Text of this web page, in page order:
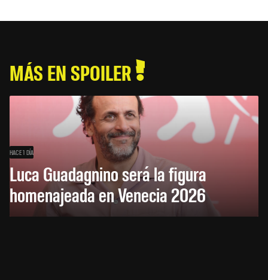
MÁS EN SPOILER
HACE 1 DÍA
Luca Guadagnino será la figura
homenajeada en Venecia 2026